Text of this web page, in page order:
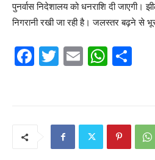
पुनर्वास निदेशालय को धनराशि दी जाएगी।
निगरानी रखी जा रही है। जलस्तर बढ़ने से
F
T
E
W
A
p